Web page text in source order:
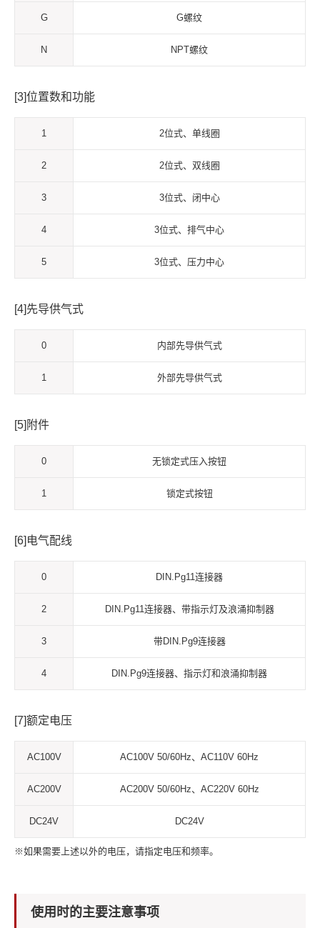
G G螺纹
N NPT螺纹
[3]位置数和功能
1 2位式、单线圈
2 2位式、双线圈
3 3位式、闭中心
4 3位式、排气中心
5 3位式、压力中心
[4]先导供气式
0 内部先导供气式
1 外部先导供气式
[5]附件
0 无锁定式压入按钮
1 锁定式按钮
[6]电气配线
0 DIN.Pg11连接器
2 DIN.Pg11连接器、带指示灯及浪涌抑制器
3 带DIN.Pg9连接器
4 DIN.Pg9连接器、指示灯和浪涌抑制器
[7]额定电压
AC100V AC100V 50/60Hz、AC110V 60Hz
AC200V AC200V 50/60Hz、AC220V 60Hz
DC24V DC24V
※如果需要上述以外的电压，请指定电压和频率。
使用时的主要注意事项